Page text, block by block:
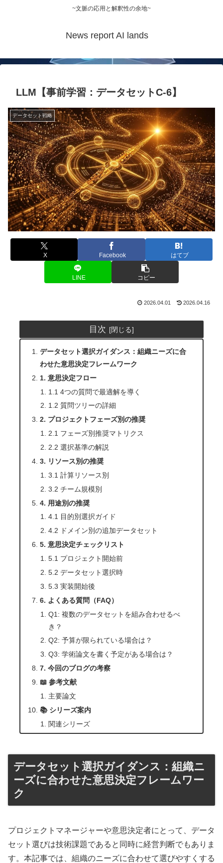
~文脈の応用と解釈性の余地~
News report AI lands
LLM【事前学習：データセットC-6】
データセット戦略
X Facebook はてブ
LINE コピー
2026.04.01 2026.04.16
目次
データセット選択ガイダンス：組織ニーズに合
わせた意思決定フレームワーク
1. 意思決定フロー
1.1 4つの質問で最適解を導く
1.2 質問ツリーの詳細
2. プロジェクトフェーズ別の推奨
2.1 フェーズ別推奨マトリクス
2.2 選択基準の解説
3. リソース別の推奨
3.1 計算リソース別
3.2 チーム規模別
4. 用途別の推奨
4.1 目的別選択ガイド
4.2 ドメイン別の追加データセット
5. 意思決定チェックリスト
5.1 プロジェクト開始前
5.2 データセット選択時
5.3 実装開始後
6. よくある質問（FAQ）
Q1: 複数のデータセットを組み合わせるべ
き？
Q2: 予算が限られている場合は？
Q3: 学術論文を書く予定がある場合は？
7. 今回のブログの考察
📖 参考文献
主要論文
📚 シリーズ案内
関連シリーズ
データセット選択ガイダンス：組織ニ
ーズに合わせた意思決定フレームワー
ク
プロジェクトマネージャーや意思決定者にとって、データ
セット選びは技術課題であると同時に経営判断でもありま
す。本記事では、組織のニーズに合わせて選びやすくする